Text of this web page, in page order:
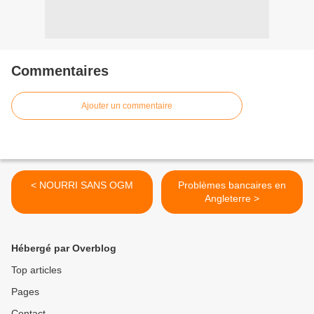
Commentaires
Ajouter un commentaire
< NOURRI SANS OGM
Problèmes bancaires en
Angleterre >
Hébergé par Overblog
Top articles
Pages